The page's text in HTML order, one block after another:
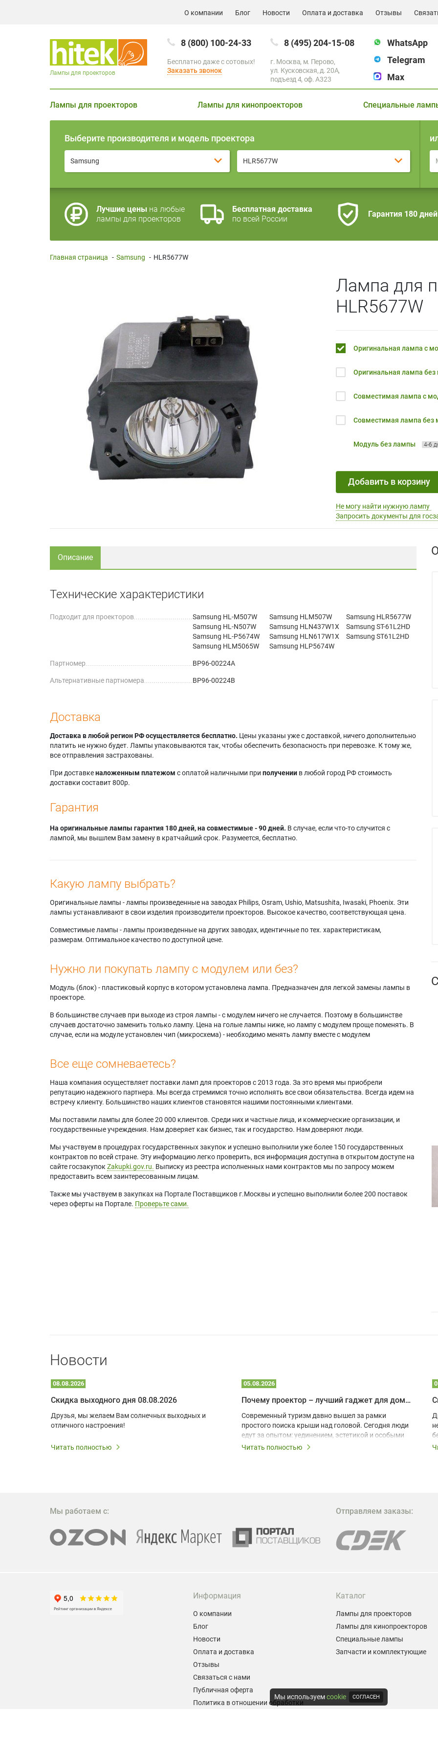
О компании Блог Новости Оплата и доставка Отзывы
8 (800) 100-24-33
Бесплатно даже с сотовых!
Заказать звонок
8 (495) 204-15-08
г. Москва, м. Перово,
ул. Кусковская, д. 20А,
подъезд 4, оф. A323
WhatsApp
Telegram
Max
Лампы для проекторов
Лампы для проекторов Лампы для кинопроекторов Специальные
Выберите производителя и модель проектора
Samsung HLR5677W
Лучшие цены на любые
лампы для проекторов
Бесплатная доставка
по всей России
Гарантия 180 дней
Главная страница - Samsung - HLR5677W
Лампа для
HLR5677W
Оригинальная лампа с
Оригинальная лампа без
Совместимая лампа с
Совместимая лампа без
Модуль без лампы 4-6
Добавить в корзину
Не могу найти нужную лампу
Запросить документы для
Описание
Технические характеристики
Подходит для проекторов
Samsung HL-M507W
Samsung HL-N507W
Samsung HL-P5674W
Samsung HLM5065W
Samsung HLM507W
Samsung HLN437W1X
Samsung HLN617W1X
Samsung HLP5674W
Samsung HLR5677W
Samsung ST-61L2HD
Samsung ST61L2HD
Партномер BP96-00224A
Альтернативные партномера BP96-00224B
Доставка
Доставка в любой регион РФ осуществляется бесплатно. Цены указаны уже с доставкой, ничего дополнительно
платить не нужно будет. Лампы упаковываются так, чтобы обеспечить безопасность при перевозке. К тому же,
все отправления застрахованы.
При доставкеналоженным платежом с оплатой наличными при получении в любой город РФ стоимость
доставки составит 800р.
Гарантия
На оригинальные лампы гарантия 180 дней, на совместимые - 90 дней. В случае, если что-то случится с
лампой, мы вышлем Вам замену в кратчайший срок. Разумеется, бесплатно.
Какую лампу выбрать?
Оригинальные лампы - лампы произведенные на заводах Philips, Osram, Ushio, Matsushita, Iwasaki, Phoenix. Эти
лампы устанавливают в свои изделия производители проекторов. Высокое качество, соответствующая цена.
Совместимые лампы - лампы произведенные на других заводах, идентичные по тех. характеристикам,
размерам. Оптимальное качество по доступной цене.
Нужно ли покупать лампу с модулем или без?
Модуль (блок) - пластиковый корпус в котором установлена лампа. Предназначен для легкой замены лампы в
проекторе.
В большинстве случаев при выходе из строя лампы - с модулем ничего не случается. Поэтому в большинстве
случаев достаточно заменить только лампу. Цена на голые лампы ниже, но лампу с модулем проще поменять. В
случае, если на модуле установлен чип (микросхема) - необходимо менять лампу вместе с модулем
Все еще сомневаетесь?
Наша компания осуществляет поставки ламп для проекторов с 2013 года. За это время мы приобрели
репутацию надежного партнера. Мы всегда стремимся точно исполнять все свои обязательства. Всегда идем на
встречу клиенту. Большинство наших клиентов становятся нашими постоянными клиентами.
Мы поставили лампы для более 20 000 клиентов. Среди них и частные лица, и коммерческие организации, и
государственные учреждения. Нам доверяет как бизнес, так и государство. Нам доверяют люди.
Мы участвуем в процедурах государственных закупок и успешно выполнили уже более 150 государственных
контрактов по всей стране. Эту информацию легко проверить, вся информация доступна в открытом доступе на
сайте госзакупок Zakupki.gov.ru. Выписку из реестра исполненных нами контрактов мы по запросу можем
предоставить всем заинтересованным лицам.
Также мы участвуем в закупках на Портале Поставщиков г.Москвы и успешно выполнили более 200 поставок
через оферты на Портале. Проверьте сами.
Новости
08.08.2026
Скидка выходного дня 08.08.2026
Друзья, мы желаем Вам солнечных выходных и
отличного настроения!
Читать полностью
05.08.2026
Почему проектор – лучший гаджет для домика в глэмпинге
Современный туризм давно вышел за рамки
простого поиска крыши над головой. Сегодня люди
едут за опытом: уединением, эстетикой и особыми
ощущениями. Владельцы A-frame домов,
эффективных и бюджетных способов стать
проектора.
Читать полностью
Мы работаем с: Отправляем заказы:
Информация
О компании
Блог
Новости
Оплата и доставка
Отзывы
Связаться с нами
Публичная оферта
Политика в отношении обработки
Каталог
Лампы для проекторов
Лампы для кинопроекторов
Специальные лампы
Запчасти и комплектующие
Мы используемcookie СОГЛАСЕН